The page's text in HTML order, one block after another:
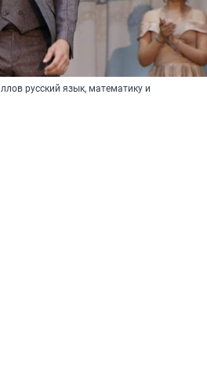
русский язык, математику и